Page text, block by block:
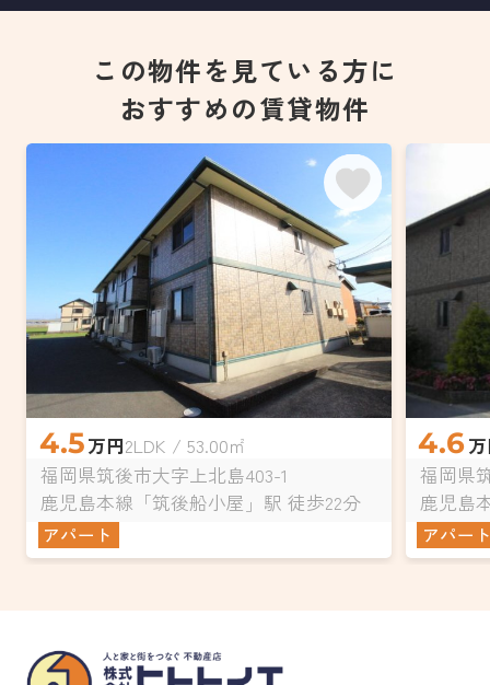
この物件を見ている方に
おすすめの賃貸物件
4.5万円2LDK / 53.00㎡
福岡県筑後市大字上北島403-1
鹿児島本線「筑後船小屋」駅 徒歩22分
アパート
4.6
福岡県
鹿児島
アパー